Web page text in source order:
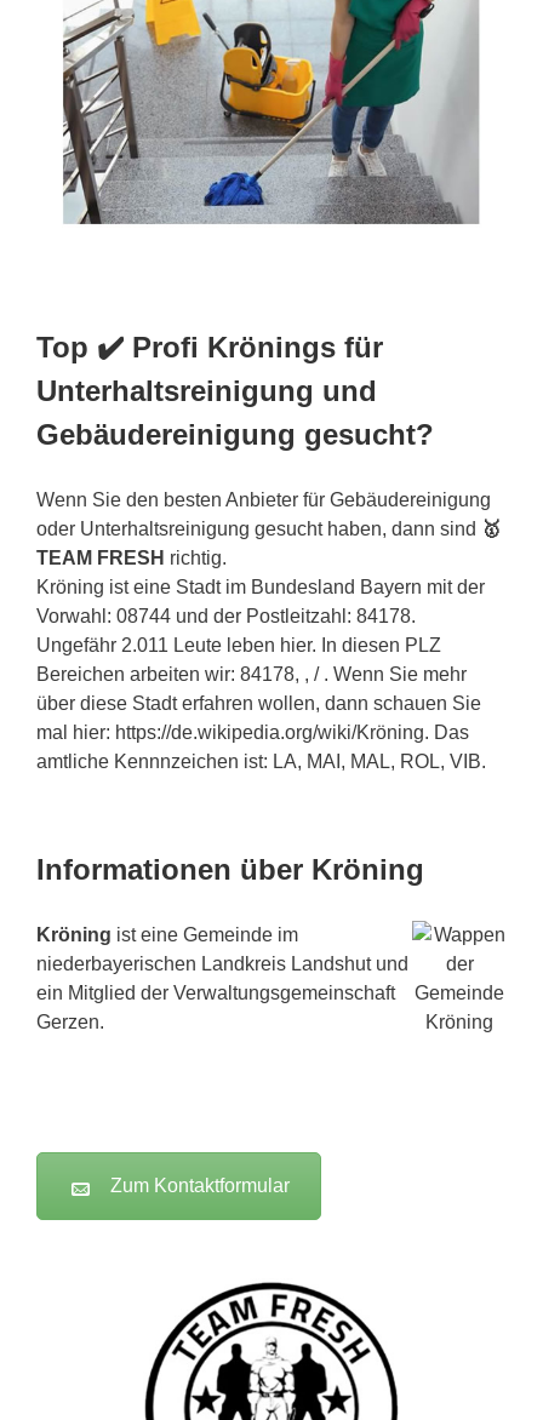
Top ✔️ Profi Krönings für
Unterhaltsreinigung und
Gebäudereinigung gesucht?
Wenn Sie den besten Anbieter für Gebäudereinigung
oder Unterhaltsreinigung gesucht haben, dann sind 🥇
TEAM FRESH richtig.
Kröning ist eine Stadt im Bundesland Bayern mit der
Vorwahl: 08744 und der Postleitzahl: 84178.
Ungefähr 2.011 Leute leben hier. In diesen PLZ
Bereichen arbeiten wir: 84178, , / . Wenn Sie mehr
über diese Stadt erfahren wollen, dann schauen Sie
mal hier: https://de.wikipedia.org/wiki/Kröning. Das
amtliche Kennnzeichen ist: LA, MAI, MAL, ROL, VIB.
Informationen über Kröning
Kröning ist eine Gemeinde im
niederbayerischen Landkreis Landshut und
ein Mitglied der Verwaltungsgemeinschaft
Gerzen.
Zum Kontaktformular